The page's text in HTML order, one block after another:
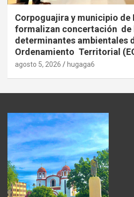
Corpoguajira y municipio de
formalizan concertación de
determinantes ambientales
Ordenamiento Territorial
agosto 5, 2026 hugaga6